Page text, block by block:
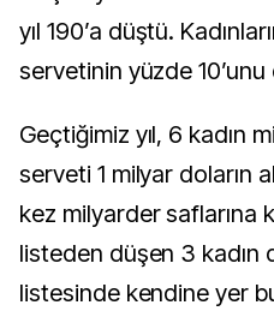
yıl 190’a düştü.
servetinin yüzde
Geçtiğimiz yıl, 6 kadın
serveti 1 milyar doların
kez milyarder saflarına
listeden düşen 3 kadın
listesinde kendine yer